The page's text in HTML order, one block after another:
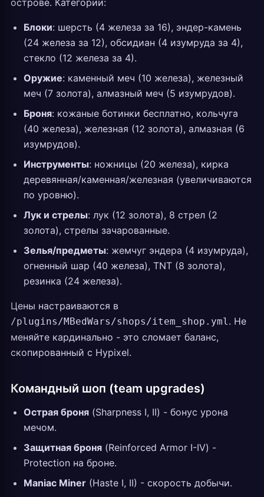
острове. Категории:
Блоки: шерсть (4 железа за 16), эндер-камень
(24 железа за 12), обсидиан (4 изумруда за 4),
стекло (12 железа за 4).
Оружие: каменный меч (10 железа), железный
меч (7 золота), алмазный меч (5 изумрудов).
Броня: кожаные ботинки бесплатно, кольчуга
(40 железа), железная (12 золота), алмазная (6
изумрудов).
Инструменты: ножницы (20 железа), кирка
деревянная/каменная/железная (увеличиваются
по уровню).
Лук и стрелы: лук (12 золота), 8 стрел (2
золота), стрелы зачарованные.
Зелья/предметы: жемчуг эндера (4 изумруда),
огненный шар (40 железа), TNT (8 золота),
резинка (24 железа).
Цены настраиваются в
/plugins/MBedWars/shops/item_shop.yml. Не
меняйте кардинально - это сломает баланс,
скопированный с Hypixel.
Командный шоп (team upgrades)
Острая броня (Sharpness I, II) - бонус урона
мечом.
Защитная броня (Reinforced Armor I-IV) -
Protection на броне.
Maniac Miner (Haste I, II) - скорость добычи.